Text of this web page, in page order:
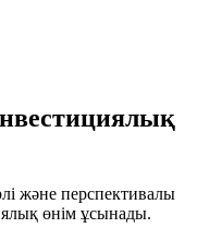
және перспективалы
өнім ұсынады.